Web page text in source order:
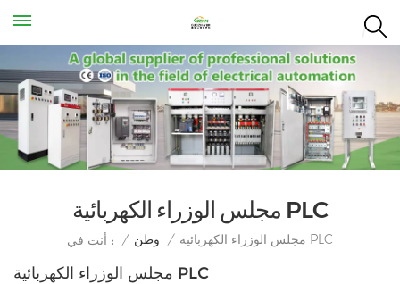
مجلس الوزراء الكهربائية PLC
أنت في : / وطن / مجلس الوزراء الكهربائية PLC
مجلس الوزراء الكهربائية PLC